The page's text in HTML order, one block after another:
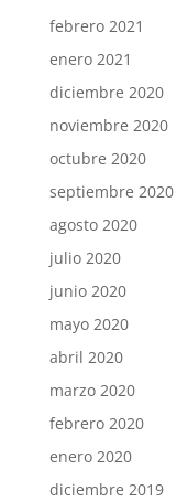
febrero 2021
enero 2021
diciembre 2020
noviembre 2020
octubre 2020
septiembre 2020
agosto 2020
julio 2020
junio 2020
mayo 2020
abril 2020
marzo 2020
febrero 2020
enero 2020
diciembre 2019